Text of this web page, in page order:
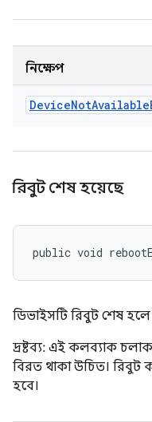
নিক্ষেপ
DeviceNotAvailable
রিবুট শেষ হয়েছে
public void
ডিভাইসটি রিবুট শেষ
দ্রষ্টব্য: এই কলব্যাক
বিরত থাকা উচিত। রিবুট
হবে।